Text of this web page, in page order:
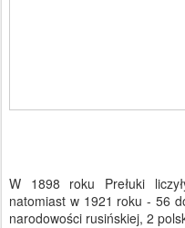
W 1898 roku Prełuki
natomiast w 1921 roku - 56
narodowości rusińskiej, 2